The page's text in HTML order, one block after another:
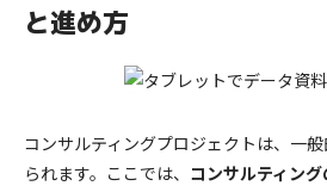
と進め方
コンサルティングプロジェクトは、一
られます。ここでは、 コンサルティン